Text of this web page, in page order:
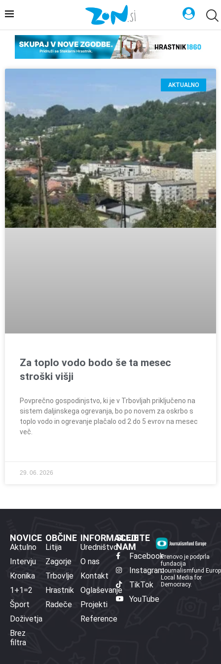
AKTUALNO
Za toplo vodo bodo še ta mesec
stroški višji
Povprečno gospodinjstvo, ki je v Trbovljah priključeno na
sistem daljinskega ogrevanja, bo po novem za oskrbo s
toplo vodo in ogrevanje plačalo od 2 do 5 evrov na mesec
več.
29. 06. 2026
NOVICE
Aktulno
Intervju
Kronika
1+1=2
Šport
Doživetja
Brez
filtra
OBČINE
Litija
Zagorje
Trbovlje
Hrastnik
Radeče
INFORMACIJE
Uredništvo
O nas
Kontakt
Oglaševanje
Projekti
Reference
SLEDITE
NAM
Facebook
Instagram
TikTok
YouTube
Prenovo je podprla
fundacija
Journalismfund
Local Media for
Democracy.